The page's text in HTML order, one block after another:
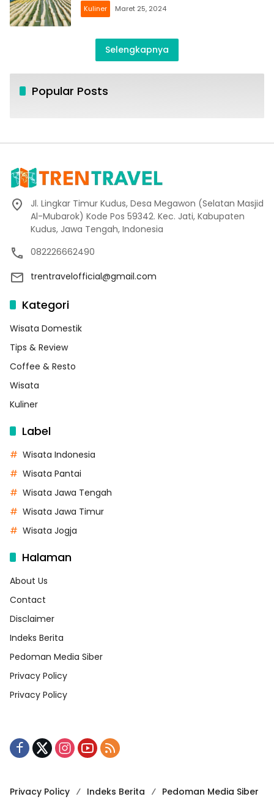
Kuliner Maret 25, 2024
Selengkapnya
Popular Posts
Jl. Lingkar Timur Kudus, Desa Megawon (Selatan Masjid
Al-Mubarok) Kode Pos 59342. Kec. Jati, Kabupaten
Kudus, Jawa Tengah, Indonesia
082226662490
trentravelofficial@gmail.com
Kategori
Wisata Domestik
Tips & Review
Coffee & Resto
Wisata
Kuliner
Label
Wisata Indonesia
Wisata Pantai
Wisata Jawa Tengah
Wisata Jawa Timur
Wisata Jogja
Halaman
About Us
Contact
Disclaimer
Indeks Berita
Pedoman Media Siber
Privacy Policy
Privacy Policy
Privacy Policy Indeks Berita Pedoman Media Siber